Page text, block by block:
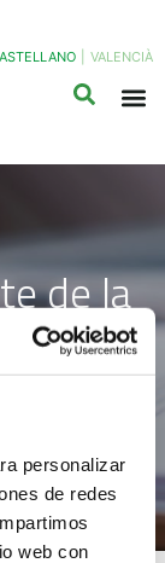
personalizar
de redes
web con
VALENCIÀ
de la
San